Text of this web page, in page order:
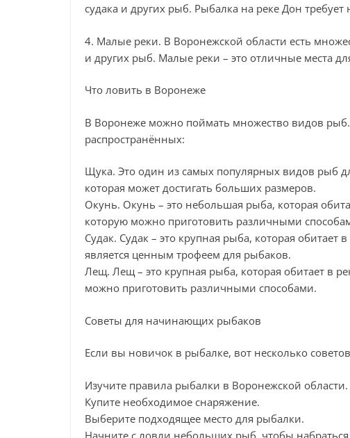
судака и других рыб. Рыбалка на реке Дон
4. Малые реки. В Воронежской области есть
и других рыб. Малые реки – это отличные места
Что ловить в Воронеже
В Воронеже можно поймать множество видов
распространённых:
Щука. Это один из самых популярных видов рыб
которая может достигать больших размеров.
Окунь. Окунь – это небольшая рыба, которая
которую можно приготовить различными
Судак. Судак – это крупная рыба, которая обитает
является ценным трофеем для рыбаков.
Лещ. Лещ – это крупная рыба, которая обитает в
можно приготовить различными способами.
Советы для начинающих рыбаков
Если вы новичок в рыбалке, вот несколько
Изучите правила рыбалки в Воронежской области.
Купите необходимое снаряжение.
Выберите подходящее место для рыбалки.
Начните с ловли небольших рыб, чтобы набраться